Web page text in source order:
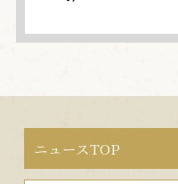
ニュースTOP